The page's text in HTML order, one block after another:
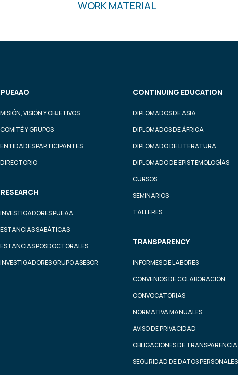
WORK MATERIAL
PUEAAO
MISIÓN, VISIÓN Y OBJETIVOS
COMITÉ Y GRUPOS
ENTIDADES PARTICIPANTES
DIRECTORIO
RESEARCH
INVESTIGADORES PUEAA
ESTANCIAS SABÁTICAS
ESTANCIAS POSDOCTORALES
INVESTIGADORES GRUPO ASESOR
CONTINUING EDUCATION
DIPLOMADOS DE ASIA
DIPLOMADOS DE ÁFRICA
DIPLOMADO DE LITERATURA
DIPLOMADO DE EPISTEMOLOGÍAS
CURSOS
SEMINARIOS
TALLERES
TRANSPARENCY
INFORMES DE LABORES
CONVENIOS DE COLABORACIÓN
CONVOCATORIAS
NORMATIVA MANUALES
AVISO DE PRIVACIDAD
OBLIGACIONES DE TRANSPARENCIA
SEGURIDAD DE DATOS PERSONALES